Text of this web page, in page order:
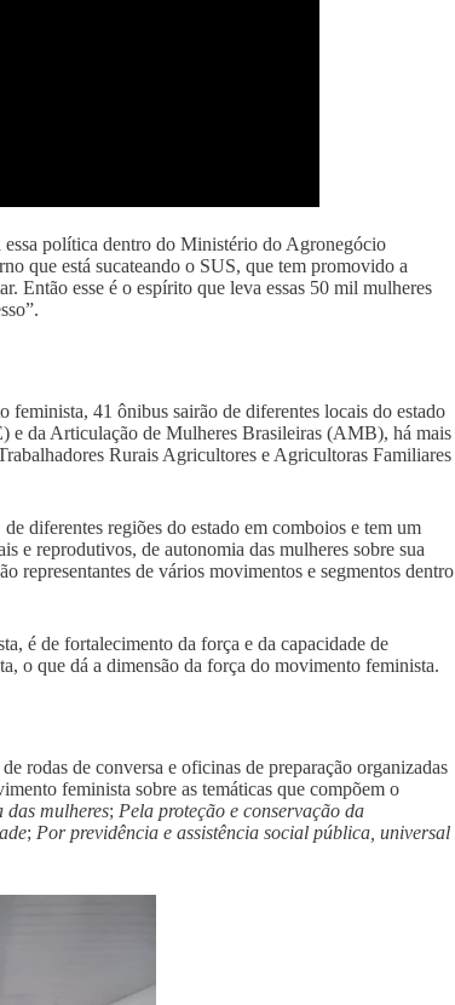
política dentro do Ministério do Agronegócio
que está sucateando o SUS, que tem promovido a
Então esse é o espírito que leva essas 50 mil mulheres
41 ônibus sairão de diferentes locais do estado
e da Articulação de Mulheres Brasileiras (AMB), há mais
Rurais Agricultores e Agricultoras Familiares
diferentes regiões do estado em comboios e tem um
e reprodutivos, de autonomia das mulheres sobre sua
representantes de vários movimentos e segmentos dentro
é de fortalecimento da força e da capacidade de
o que dá a dimensão da força do movimento feminista.
rodas de conversa e oficinas de preparação organizadas
feminista sobre as temáticas que compõem o
mulheres; Pela proteção e conservação da
; Por previdência e assistência social pública, universal